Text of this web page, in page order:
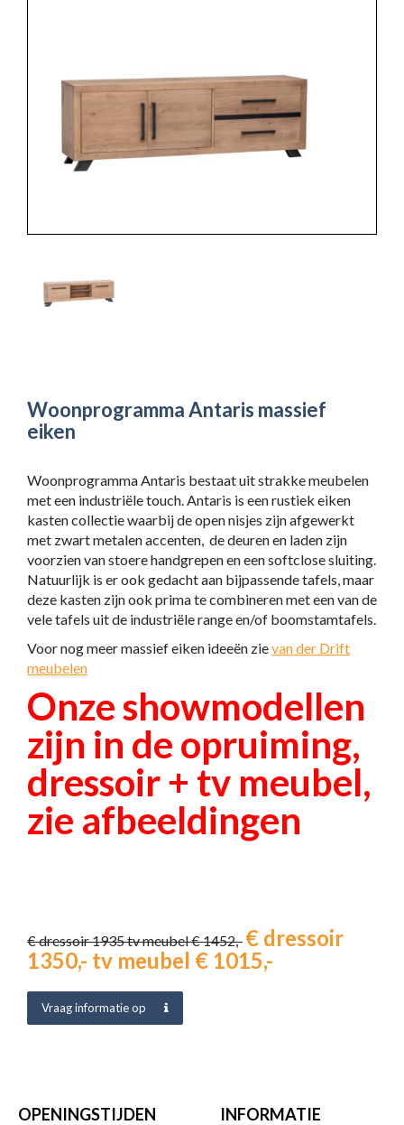
Woonprogramma Antaris massief
eiken
Woonprogramma Antaris bestaat uit strakke meubelen
met een industriële touch. Antaris is een rustiek eiken
kasten collectie waarbij de open nisjes zijn afgewerkt
met zwart metalen accenten, de deuren en laden zijn
voorzien van stoere handgrepen en een softclose sluiting.
Natuurlijk is er ook gedacht aan bijpassende tafels, maar
deze kasten zijn ook prima te combineren met een van de
vele tafels uit de industriële range en/of boomstamtafels.
Voor nog meer massief eiken ideeën zievan der Drift
meubelen
Onze showmodellen
zijn in de opruiming,
dressoir + tv meubel,
zie afbeeldingen
€ dressoir 1935 tv meubel € 1452,- € dressoir
1350,- tv meubel € 1015,-
Vraag informatie op
OPENINGSTIJDEN INFORMATIE